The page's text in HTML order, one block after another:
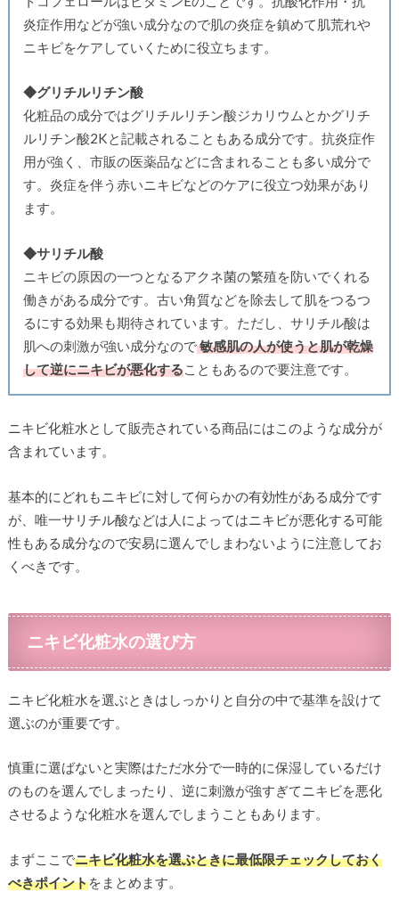
炎症作用などが強い成分なので肌の炎症を鎮めて肌荒れや
ニキビをケアしていくために役立ちます。
◆グリチルリチン酸
化粧品の成分ではグリチルリチン酸ジカリウムとかグリチ
ルリチン酸2Kと記載されることもある成分です。抗炎症作
用が強く、市販の医薬品などに含まれることも多い成分で
す。炎症を伴う赤いニキビなどのケアに役立つ効果があり
ます。
◆サリチル酸
ニキビの原因の一つとなるアクネ菌の繁殖を防いでくれる
働きがある成分です。古い角質などを除去して肌をつるつ
るにする効果も期待されています。ただし、サリチル酸は
肌への刺激が強い成分なので敏感肌の人が使うと肌が乾燥
して逆にニキビが悪化することもあるので要注意です。
ニキビ化粧水として販売されている商品にはこのような成分が
含まれています。
基本的にどれもニキビに対して何らかの有効性がある成分です
が、唯一サリチル酸などは人によってはニキビが悪化する可能
性もある成分なので安易に選んでしまわないように注意してお
くべきです。
ニキビ化粧水の選び方
ニキビ化粧水を選ぶときはしっかりと自分の中で基準を設けて
選ぶのが重要です。
慎重に選ばないと実際はただ水分で一時的に保湿しているだけ
のものを選んでしまったり、逆に刺激が強すぎてニキビを悪化
させるような化粧水を選んでしまうこともあります。
まずここでニキビ化粧水を選ぶときに最低限チェックしておく
べきポイントをまとめます。